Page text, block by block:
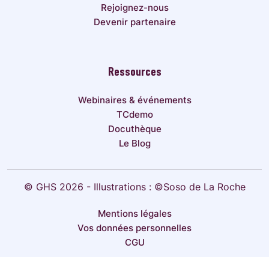
Rejoignez-nous
Devenir partenaire
Ressources
Webinaires & événements
TCdemo
Docuthèque
Le Blog
© GHS 2026 - Illustrations : ©Soso de La Roche
Mentions légales
Vos données personnelles
CGU